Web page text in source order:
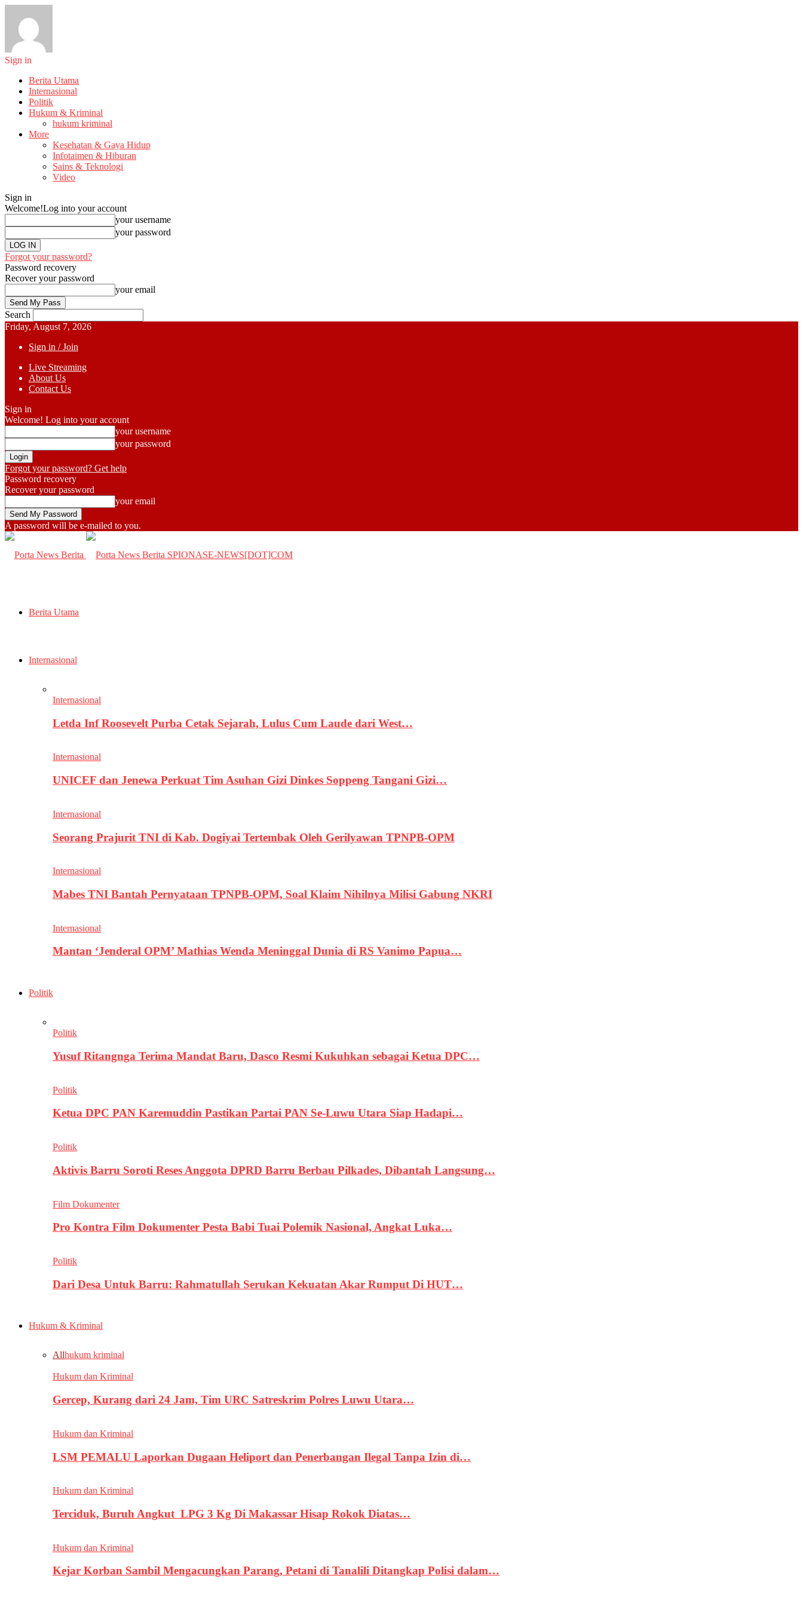
Sign in
Berita Utama
Internasional
Politik
Hukum & Kriminal
hukum kriminal
More
Kesehatan & Gaya Hidup
Infotaimen & Hiburan
Sains & Teknologi
Video
Sign in
Welcome!Log into your account
your username
your password
Forgot your password?
Password recovery
Recover your password
your email
Search
Friday, August 7, 2026
Sign in / Join
Live Streaming
About Us
Contact Us
Sign in
Welcome! Log into your account
your username
your password
Forgot your password? Get help
Password recovery
Recover your password
your email
A password will be e-mailed to you.
SPIONASE-NEWS[DOT]COM
Berita Utama
Internasional
Internasional
Letda Inf Roosevelt Purba Cetak Sejarah, Lulus Cum Laude dari West…
Internasional
UNICEF dan Jenewa Perkuat Tim Asuhan Gizi Dinkes Soppeng Tangani Gizi…
Internasional
Seorang Prajurit TNI di Kab. Dogiyai Tertembak Oleh Gerilyawan TPNPB-OPM
Internasional
Mabes TNI Bantah Pernyataan TPNPB-OPM, Soal Klaim Nihilnya Milisi Gabung NKRI
Internasional
Mantan ‘Jenderal OPM’ Mathias Wenda Meninggal Dunia di RS Vanimo Papua…
Politik
Politik
Yusuf Ritangnga Terima Mandat Baru, Dasco Resmi Kukuhkan sebagai Ketua DPC…
Politik
Ketua DPC PAN Karemuddin Pastikan Partai PAN Se-Luwu Utara Siap Hadapi…
Politik
Aktivis Barru Soroti Reses Anggota DPRD Barru Berbau Pilkades, Dibantah Langsung…
Film Dokumenter
Pro Kontra Film Dokumenter Pesta Babi Tuai Polemik Nasional, Angkat Luka…
Politik
Dari Desa Untuk Barru: Rahmatullah Serukan Kekuatan Akar Rumput Di HUT…
Hukum & Kriminal
Allhukum kriminal
Hukum dan Kriminal
Gercep, Kurang dari 24 Jam, Tim URC Satreskrim Polres Luwu Utara…
Hukum dan Kriminal
LSM PEMALU Laporkan Dugaan Heliport dan Penerbangan Ilegal Tanpa Izin di…
Hukum dan Kriminal
Terciduk, Buruh Angkut LPG 3 Kg Di Makassar Hisap Rokok Diatas…
Hukum dan Kriminal
Kejar Korban Sambil Mengacungkan Parang, Petani di Tanalili Ditangkap Polisi dalam…